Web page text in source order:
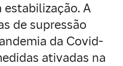
A
de supressão
da Covid-
ativadas na